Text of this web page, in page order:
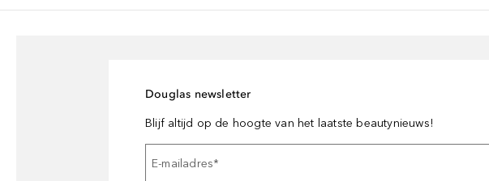
Douglas newsletter
Blijf altijd op de hoogte van het laatste beautynieuws!
E-mailadres*